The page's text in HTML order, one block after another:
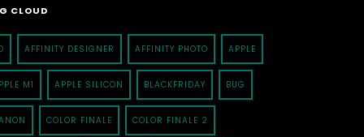
CLOUD
AFFINITY DESIGNER AFFINITY PHOTO APPLE
M1 APPLE SILICON BLACKFRIDAY BUG
COLOR FINALE COLOR FINALE 2